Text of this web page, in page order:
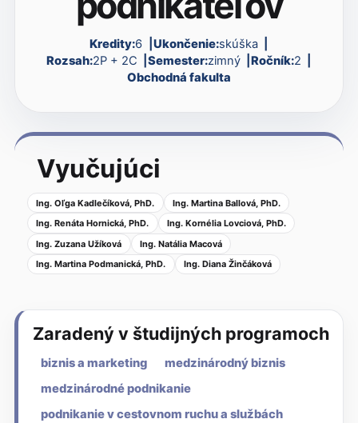
Kredity:6 Ukončenie:skúška
Rozsah:2P + 2C Semester:zimný Ročník:2
Obchodná fakulta
Vyučujúci
Ing. Oľga Kadlečíková, PhD.
Ing. Martina Ballová, PhD.
Ing. Renáta Hornická, PhD.
Ing. Kornélia Lovciová, PhD.
Ing. Zuzana Užíková
Ing. Natália Macová
Ing. Martina Podmanická, PhD.
Ing. Diana Žinčáková
Zaradený v študijných programoch
biznis a marketing
medzinárodný biznis
medzinárodné podnikanie
podnikanie v cestovnom ruchu a službách